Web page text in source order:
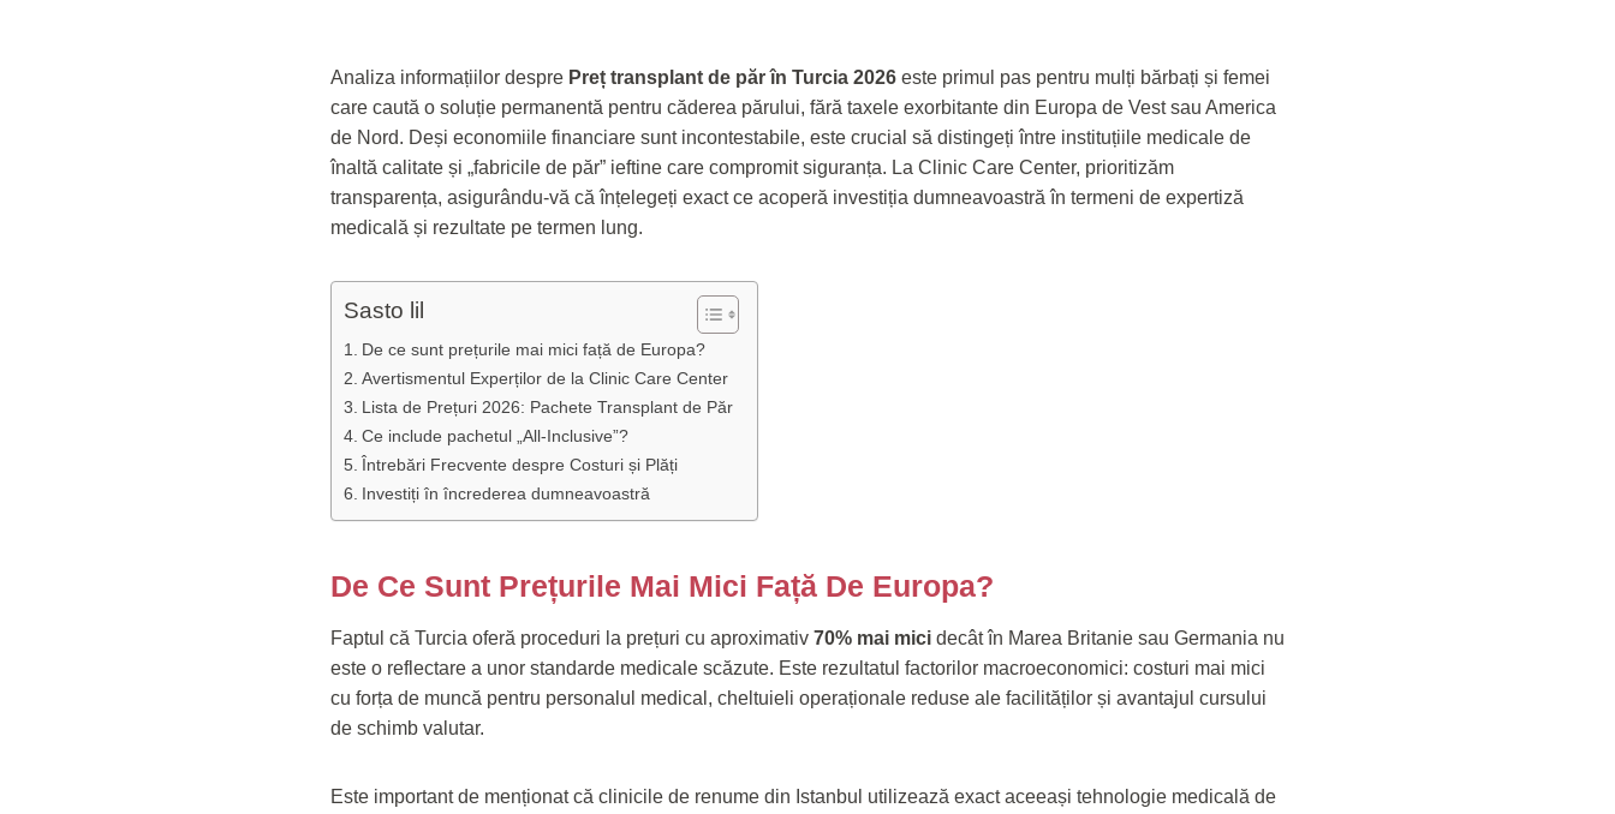
Analiza informațiilor despre Preț transplant de păr în Turcia 2026 este primul pas pentru mulți bărbați și femei
care caută o soluție permanentă pentru căderea părului, fără taxele exorbitante din Europa de Vest sau America
de Nord. Deși economiile financiare sunt incontestabile, este crucial să distingeți între instituțiile medicale de
înaltă calitate și „fabricile de păr” ieftine care compromit siguranța. La Clinic Care Center, prioritizăm
transparența, asigurându-vă că înțelegeți exact ce acoperă investiția dumneavoastră în termeni de expertiză
medicală și rezultate pe termen lung.
Sasto lil
De ce sunt prețurile mai mici față de Europa?
Avertismentul Experților de la Clinic Care Center
Lista de Prețuri 2026: Pachete Transplant de Păr
Ce include pachetul „All-Inclusive”?
Întrebări Frecvente despre Costuri și Plăți
Investiți în încrederea dumneavoastră
De Ce Sunt Prețurile Mai Mici Față De Europa?
Faptul că Turcia oferă proceduri la prețuri cu aproximativ 70% mai mici decât în Marea Britanie sau Germania nu
este o reflectare a unor standarde medicale scăzute. Este rezultatul factorilor macroeconomici: costuri mai mici
cu forța de muncă pentru personalul medical, cheltuieli operaționale reduse ale facilităților și avantajul cursului
de schimb valutar.
Este important de menționat că clinicile de renume din Istanbul utilizează exact aceeași tehnologie medicală de